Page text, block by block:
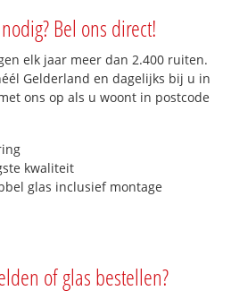
Bel ons direct!
elk jaar meer dan 2.400 ruiten.
Gelderland en dagelijks bij u in
ons op als u woont in postcode
kwaliteit
glas inclusief montage
of glas bestellen?